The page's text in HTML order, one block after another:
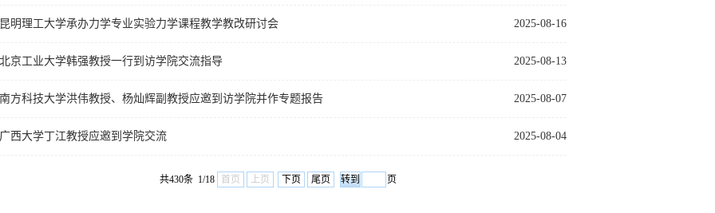
2025-08-16
昆明理工大学承办力学专业实验力学课程教学教改研讨会
2025-08-13
北京工业大学韩强教授一行到访学院交流指导
2025-08-07
南方科技大学洪伟教授、杨灿辉副教授应邀到访学院并作专题报告
2025-08-04
广西大学丁江教授应邀到学院交流
共430条 1/18 首页 上页 下页 尾页 页